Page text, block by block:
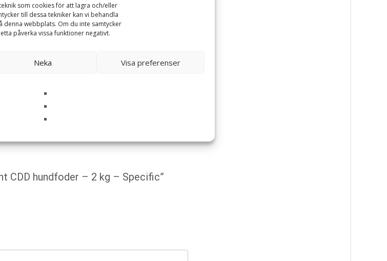
som cookies för att lagra och/eller
till dessa tekniker kan vi behandla
denna webbplats. Om du inte samtycker
påverka vissa funktioner negativt.
Neka Visa preferenser
121 Kategorier:Allergi ,Djurtyp,
CDD hundfoder – 2 kg – Specific”